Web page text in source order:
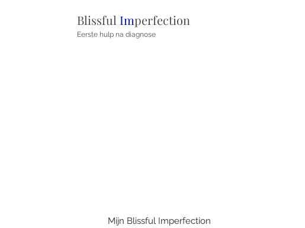
Blissful Imperfection
Eerste hulp na diagnose
Mijn Blissful Imperfection